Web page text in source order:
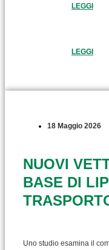
LEGGI
LEGGI
18 Maggio 2026
NUOVI
BASE DI
Uno studio esamina il